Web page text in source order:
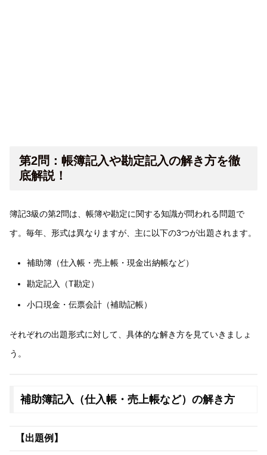
第2問：帳簿記入や勘定記入の解き方を徹
底解説！
簿記3級の第2問は、帳簿や勘定に関する知識が問われる問題で
す。毎年、形式は異なりますが、主に以下の3つが出題されます。
補助簿（仕入帳・売上帳・現金出納帳など）
勘定記入（T勘定）
小口現金・伝票会計（補助記帳）
それぞれの出題形式に対して、具体的な解き方を見ていきましょ
う。
補助簿記入（仕入帳・売上帳など）の解き方
【出題例】